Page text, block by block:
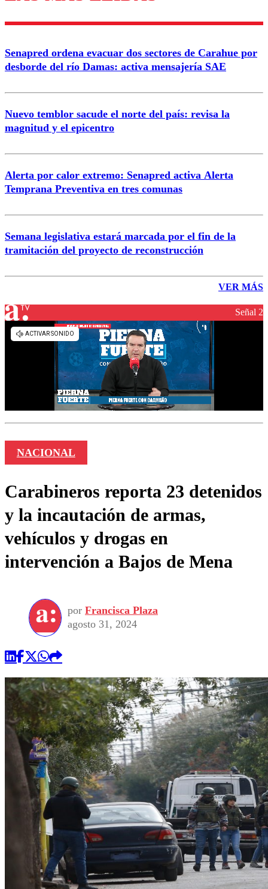
Enviar comentario
Senapred ordena evacuar dos sectores de Carahue por
desborde del río Damas: activa mensajería SAE
Nuevo temblor sacude el norte del país: revisa la
magnitud y el epicentro
Alerta por calor extremo: Senapred activa Alerta
Temprana Preventiva en tres comunas
Semana legislativa estará marcada por el fin de la
tramitación del proyecto de reconstrucción
VER MÁS
Señal 2
NACIONAL
Carabineros reporta 23 detenidos
y la incautación de armas,
vehículos y drogas en
intervención a Bajos de Mena
por Francisca Plaza
agosto 31, 2024